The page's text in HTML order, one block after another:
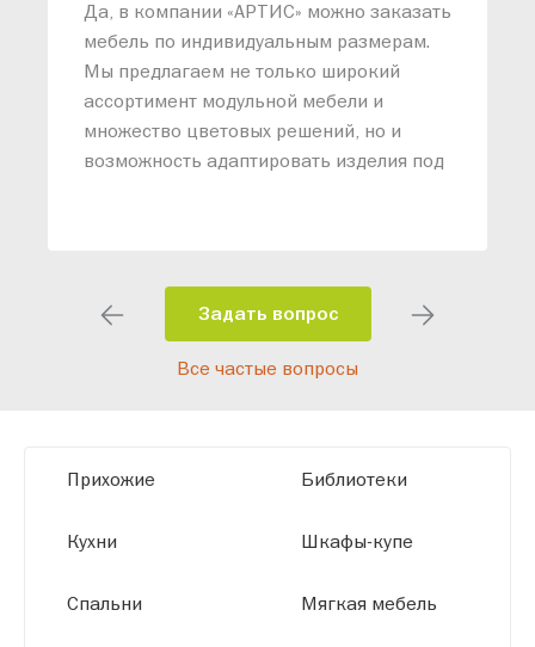
Да, в компании «АРТИС» можно заказать
мебель по индивидуальным размерам.
Мы предлагаем не только широкий
ассортимент модульной мебели и
множество цветовых решений, но и
возможность адаптировать изделия под
помещения и личные пожелания.
Благодаря современному
высокотехнологичному оборудованию
размерам.
Задать вопрос
Все частые вопросы
Прихожие
Кухни
Спальни
Библиотеки
Шкафы-купе
Мягкая мебель